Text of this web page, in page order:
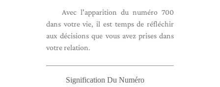
Avec l'apparition du numéro 700
dans votre vie, il est temps de réfléchir
aux décisions que vous avez prises dans
votre relation.
Signification Du Numéro